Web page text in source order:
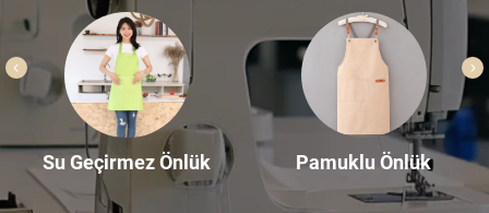
Su Geçirmez Önlük Pamuklu Önlük